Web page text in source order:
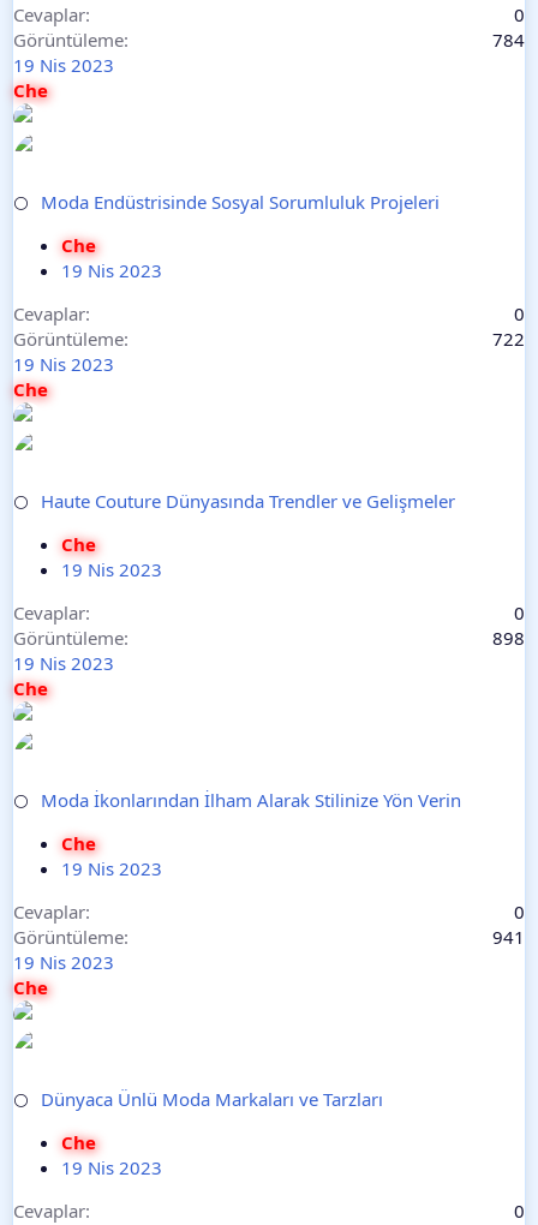
Cevaplar
0
Görüntüleme
784
19 Nis 2023
Che
⚪
Moda Endüstrisinde Sosyal Sorumluluk Projeleri
Che
19 Nis 2023
Cevaplar
0
Görüntüleme
722
19 Nis 2023
Che
⚪
Haute Couture Dünyasında Trendler ve Gelişmeler
Che
19 Nis 2023
Cevaplar
0
Görüntüleme
898
19 Nis 2023
Che
⚪
Moda İkonlarından İlham Alarak Stilinize Yön Verin
Che
19 Nis 2023
Cevaplar
0
Görüntüleme
941
19 Nis 2023
Che
⚪
Dünyaca Ünlü Moda Markaları ve Tarzları
Che
19 Nis 2023
Cevaplar
0